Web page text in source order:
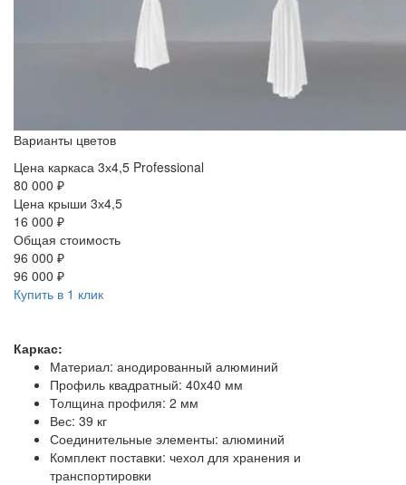
Варианты цветов
Цена каркаса 3х4,5 Professional
80 000 ₽
Цена крыши 3х4,5
16 000 ₽
Общая стоимость
96 000 ₽
96 000 ₽
Купить в 1 клик
Каркас:
Материал: анодированный алюминий
Профиль квадратный: 40x40 мм
Толщина профиля: 2 мм
Вес: 39 кг
Соединительные элементы: алюминий
Комплект поставки: чехол для хранения и
транспортировки